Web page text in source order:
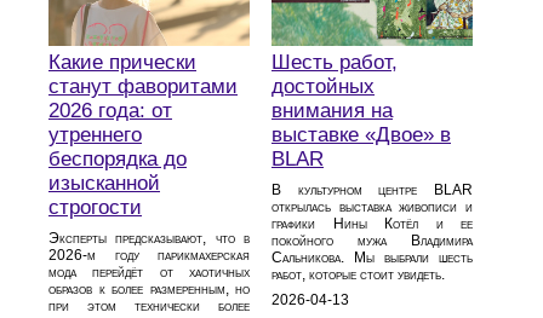
Какие прически
станут фаворитами
2026 года: от
утреннего
беспорядка до
изысканной
строгости
Эксперты предсказывают, что в
2026‑м году парикмахерская
мода перейдёт от хаотичных
образов к более размеренным, но
при этом технически более
Шесть работ,
достойных
внимания на
выставке «Двое» в
BLAR
В культурном центре BLAR
открылась выставка живописи и
графики Нины Котёл и ее
покойного мужа Владимира
Сальникова. Мы выбрали шесть
работ, которые стоит увидеть.
2026-04-13